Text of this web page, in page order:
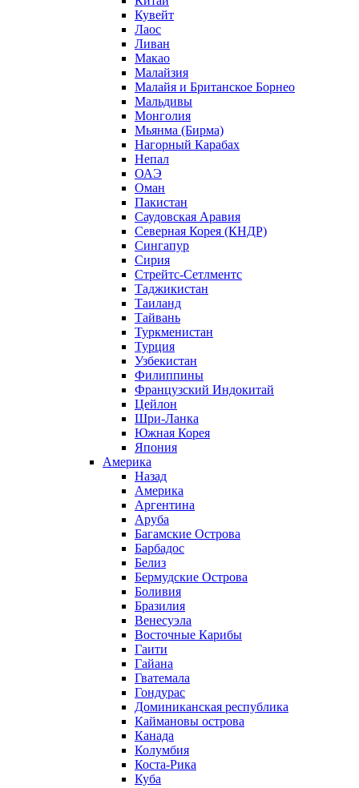
Кувейт
Лаос
Ливан
Макао
Малайзия
Малайя и Британское Борнео
Мальдивы
Монголия
Мьянма (Бирма)
Нагорный Карабах
Непал
ОАЭ
Оман
Пакистан
Саудовская Аравия
Северная Корея (КНДР)
Сингапур
Сирия
Стрейтс-Сетлментс
Таджикистан
Таиланд
Тайвань
Туркменистан
Турция
Узбекистан
Филиппины
Французский Индокитай
Цейлон
Шри-Ланка
Южная Корея
Япония
Америка
Назад
Америка
Аргентина
Аруба
Багамские Острова
Барбадос
Белиз
Бермудские Острова
Боливия
Бразилия
Венесуэла
Восточные Карибы
Гаити
Гайана
Гватемала
Гондурас
Доминиканская республика
Каймановы острова
Канада
Колумбия
Коста-Рика
Куба